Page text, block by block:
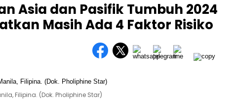
Asia dan Pasifik Tumbuh 2024
Masih Ada 4 Faktor Risiko
Filipina. (Dok. Pholiphine Star)